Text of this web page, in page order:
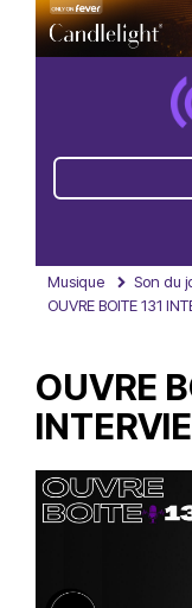
Musique
Son du
OUVRE BOITE 131
OUVRE